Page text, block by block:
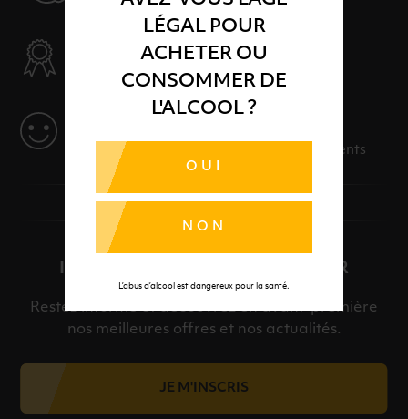
LÉGAL POUR
ACHETER OU
CONSOMMER DE
L'ALCOOL ?
OUI
NON
L’abus d’alcool est dangereux pour la santé.
SÉLECTION & QUALITÉ
Des produits sélectionnés avec soins
Des solutions adaptées à vos événements
INSCRIPTION À LA NEWSLETTER
Restez informé et découvrez en avant-première
nos meilleures offres et nos actualités.
JE M'INSCRIS